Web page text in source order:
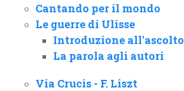
Cantando per il mondo
Le guerre di Ulisse
Introduzione all'ascolto
La parola agli autori
Via Crucis - F. Liszt